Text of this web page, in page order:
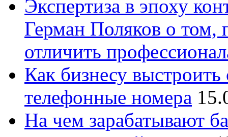
Экспертиза в эпоху
Герман Поляков о том,
отличить
Как бизнесу
телефонные номера
На чем зарабатывают